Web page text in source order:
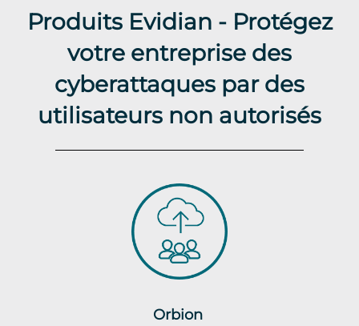
Produits Evidian - Protégez
votre entreprise des
cyberattaques par des
utilisateurs non autorisés
Orbion